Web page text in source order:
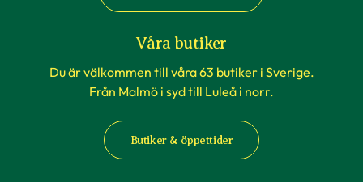
Våra butiker
Du är välkommen till våra 63 butiker i Sverige.
Från Malmö i syd till Luleå i norr.
Butiker & öppettider